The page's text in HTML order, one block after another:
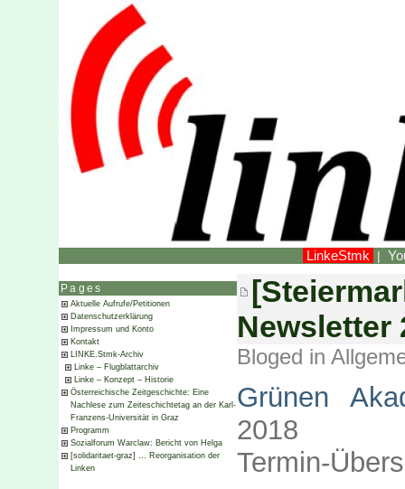
LinkeStmk |
Pages
Aktuelle Aufrufe/Petitionen
Datenschutzerklärung
Impressum und Konto
Kontakt
LINKE.Stmk-Archiv
Linke – Flugblattarchiv
Linke – Konzept – Historie
Österreichische Zeitgeschichte: Eine
Nachlese zum Zeiteschichtetag an der Karl-
Franzens-Universität in Graz
Programm
Sozialforum Warclaw: Bericht von Helga
[solidaritaet-graz] … Reorganisation der
Linken
Newsletter
Bloged in
Grünen
2018 ­
Termin-